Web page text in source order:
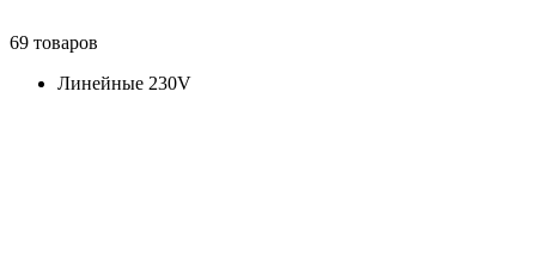
69 товаров
Линейные 230V